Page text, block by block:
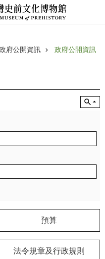
府公開資訊 政府公開資訊
預算
法令規章及行政規則